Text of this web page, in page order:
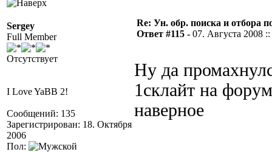
Sergey
Full Member
Отсутствует
I Love YaBB 2!
Сообщений: 135
Зарегистрирован: 18. Октября
2006
Пол:
Re: Ун. обр. поиска и отбора
Ответ #115 - 07. Августа 2008
Ну да
1склайт на
наверное